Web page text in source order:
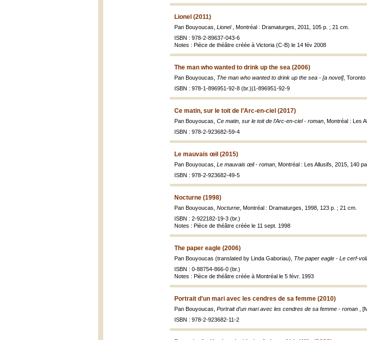
Lionel (2011)
Pan Bouyoucas, Lionel
, Montréal : Dramaturges, 2011, 105 p. ; 21 cm.
ISBN : 978-2-89637-043-6
Notes : Pièce de théâtre créée à Victoria (C-B) le 14 fév 2008
The man who wanted to drink up the sea (2006)
Pan Bouyoucas, The man who wanted to drink up the sea - [a novel], Toronto
ISBN : 978-1-896951-92-8 (br.)|1-896951-92-9
Ce matin, sur le toit de l’Arc-en-ciel (2017)
Pan Bouyoucas, Ce matin, sur le toit de l’Arc-en-ciel - roman , Montréal : Les
ISBN : 978-2-923682-59-4
Le mauvais œil (2015)
Pan Bouyoucas, Le mauvais œil - roman , Montréal : Les Allusifs, 2015, 140
ISBN : 978-2-923682-49-5
Nocturne (1998)
Pan Bouyoucas, Nocturne , Montréal : Dramaturges, 1998, 123 p. ; 21 cm.
ISBN : 2-922182-19-3 (br.)
Notes : Pièce de théâtre créée le 11 sept. 1998
The paper eagle (2006)
Pan Bouyoucas (translated by Linda Gaboriau), The paper eagle - Le cerf-
ISBN : 0-88754-866-0 (br.)
Notes : Pièce de théâtre créée à Montréal le 5 févr. 1993
Portrait d'un mari avec les cendres de sa femme (2010)
Pan Bouyoucas, Portrait d'un mari avec les cendres de sa femme - roman
,
ISBN : 978-2-923682-11-2